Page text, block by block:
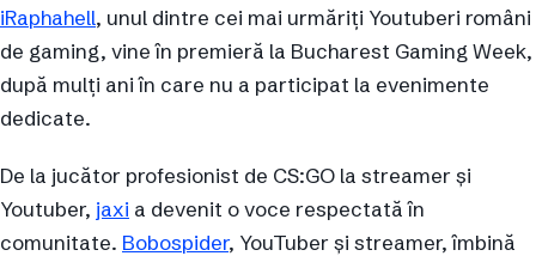
iRaphahell, unul dintre cei mai urmăriți Youtuberi români
de gaming, vine în premieră la Bucharest Gaming Week,
după mulți ani în care nu a participat la evenimente
dedicate.
De la jucător profesionist de CS:GO la streamer și
Youtuber, jaxi a devenit o voce respectată în
comunitate. Bobospider, YouTuber și streamer, îmbină